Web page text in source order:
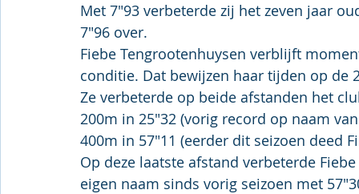
Met 7"93 verbeterde zij het zeven jaar
7"96 over.
Fiebe Tengrootenhuysen verblijft
conditie. Dat bewijzen haar tijden op de
Ze verbeterde op beide afstanden het
200m in 25"32 (vorig record op naam
400m in 57"11 (eerder dit seizoen deed
Op deze laatste afstand verbeterde
eigen naam sinds vorig seizoen met